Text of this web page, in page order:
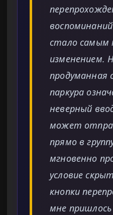
стало самым
изменением.
продуманная
паркура
неверный
может
прямо в
мгновенно
условие
кнопки
мне